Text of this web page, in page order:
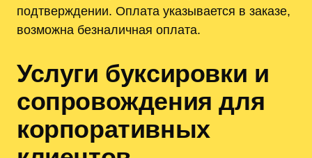
подтверждении. Оплата указывается в заказе,
возможна безналичная оплата.
Услуги буксировки и
сопровождения для
корпоративных